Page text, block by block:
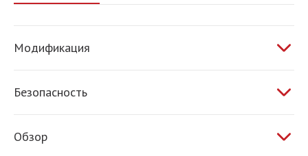
Модификация
Безопасность
Обзор